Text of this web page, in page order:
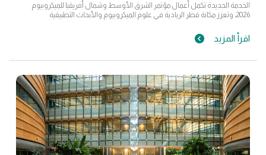
الخدمة الجديدة تكمل أعمال مؤتمر الشرق الأوسط وشمال أفريقيا للميكروبيوم
2026، وتعزز مكانة قطر الريادية في علوم الميكروبيوم والأبحاث التطبيقية
اقرأ المزيد